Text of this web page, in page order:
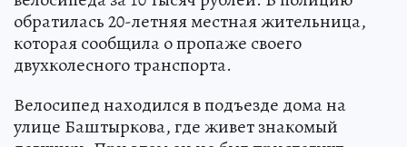
обратилась 20-летняя местная жительница,
которая сообщила о пропаже своего
двухколесного транспорта.
Велосипед находился в подъезде дома на
улице Баштыркова, где живет знакомый